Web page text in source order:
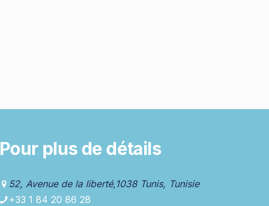
Pour plus de détails
52, Avenue de la liberté,1038 Tunis, Tunisie
+33 1 84 20 86 28